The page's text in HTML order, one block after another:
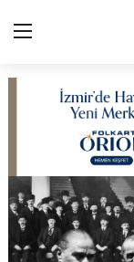
Çerez Politikası
Künye
Ankara